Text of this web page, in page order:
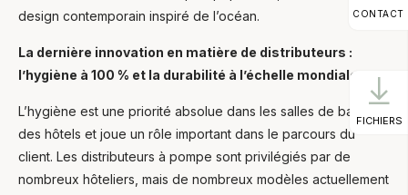
design contemporain inspiré de l’océan.
La dernière innovation en matière de distributeurs :
l’hygiène à 100 % et la durabilité à l’échelle mondiale
L’hygiène est une priorité absolue dans les salles de bains
des hôtels et joue un rôle important dans le parcours du
client. Les distributeurs à pompe sont privilégiés par de
nombreux hôteliers, mais de nombreux modèles actuellement
CONTACT
FICHIERS